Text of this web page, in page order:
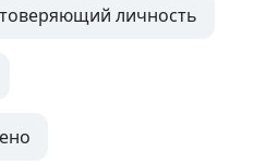
личность